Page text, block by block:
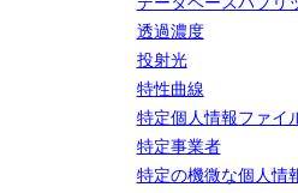
透過濃度
投射光
特性曲線
特定個人情報ファイ
特定事業者
特定の機微な個人情